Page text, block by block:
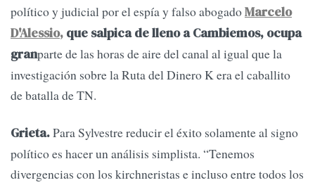
político y judicial por el espía y falso abogadoMarcelo
D'Alessio, que salpica de lleno a Cambiemos, ocupa
granparte de las horas de aire del canal al igual que la
investigación sobre la Ruta del Dinero K era el caballito
de batalla de TN.
Grieta.Para Sylvestre reducir el éxito solamente al signo
político es hacer un análisis simplista. “Tenemos
divergencias con los kirchneristas e incluso entre todos los